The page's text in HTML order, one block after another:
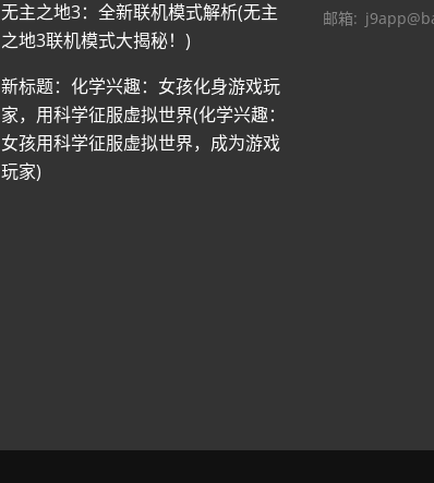
无主之地3：全新联机模式解析(无主
之地3联机模式大揭秘！)
新标题：化学兴趣：女孩化身游戏玩
家，用科学征服虚拟世界(化学兴趣：
女孩用科学征服虚拟世界，成为游戏
玩家)
邮箱